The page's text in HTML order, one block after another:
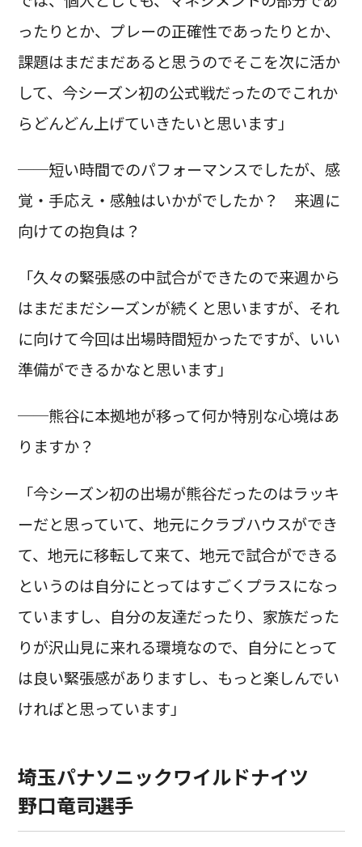
ったりとか、プレーの正確性であったりとか、
課題はまだまだあると思うのでそこを次に活か
して、今シーズン初の公式戦だったのでこれか
らどんどん上げていきたいと思います」
──短い時間でのパフォーマンスでしたが、感
覚・手応え・感触はいかがでしたか？ 来週に
向けての抱負は？
「久々の緊張感の中試合ができたので来週から
はまだまだシーズンが続くと思いますが、それ
に向けて今回は出場時間短かったですが、いい
準備ができるかなと思います」
──熊谷に本拠地が移って何か特別な心境はあ
りますか？
「今シーズン初の出場が熊谷だったのはラッキ
ーだと思っていて、地元にクラブハウスができ
て、地元に移転して来て、地元で試合ができる
というのは自分にとってはすごくプラスになっ
ていますし、自分の友達だったり、家族だった
りが沢山見に来れる環境なので、自分にとって
は良い緊張感がありますし、もっと楽しんでい
ければと思っています」
埼玉パナソニックワイルドナイツ
野口竜司選手